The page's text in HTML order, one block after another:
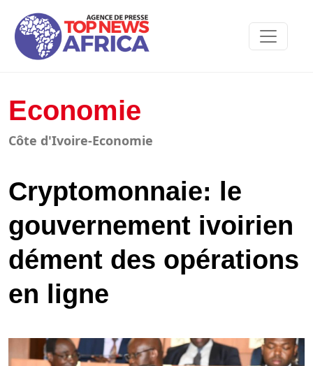
Economie
Côte d'Ivoire-Economie
Cryptomonnaie: le
gouvernement ivoirien
dément des opérations
en ligne